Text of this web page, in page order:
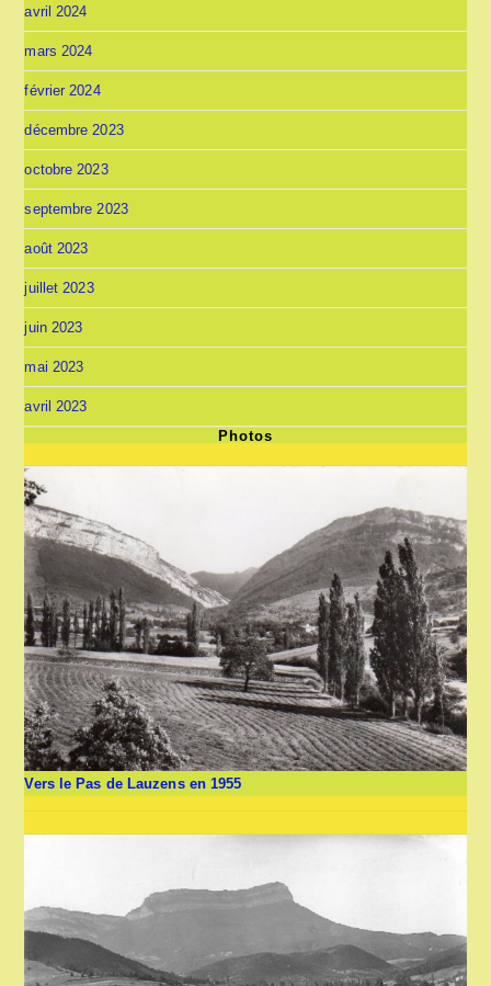
avril 2024
mars 2024
février 2024
décembre 2023
octobre 2023
septembre 2023
août 2023
juillet 2023
juin 2023
mai 2023
avril 2023
Photos
Vers le Pas de Lauzens en 1955